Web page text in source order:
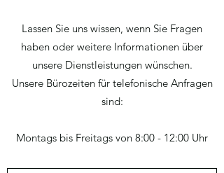
Lassen Sie uns wissen, wenn Sie Fragen
haben oder weitere Informationen über
unsere Dienstleistungen wünschen.
Unsere Bürozeiten für telefonische Anfragen
sind:
Montags bis Freitags von 8:00 - 12:00 Uhr